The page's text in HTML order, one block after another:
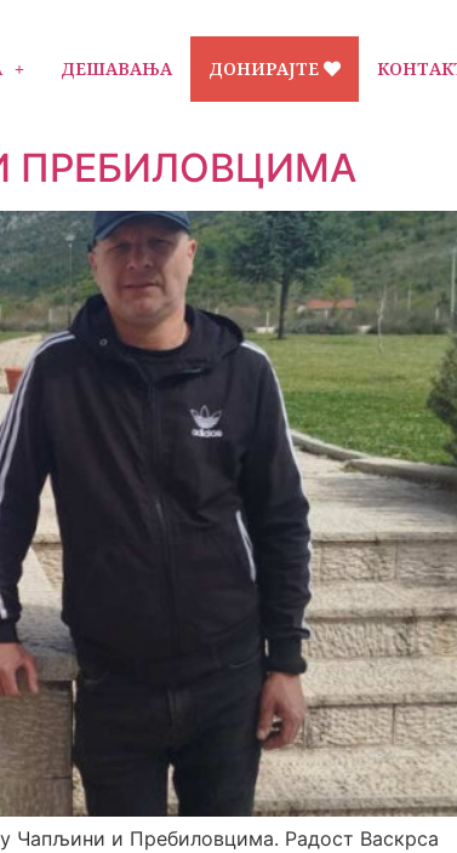
ДЕШАВАЊА ДОНИРАЈТЕ
ПРЕБИЛОВЦИМА
Чапљини и Пребиловцима. Радост Васкрса